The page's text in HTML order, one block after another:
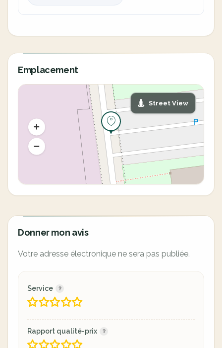
Emplacement
Street View
Donner mon avis
Votre adresse électronique ne sera pas publiée.
Service
Rapport qualité-prix